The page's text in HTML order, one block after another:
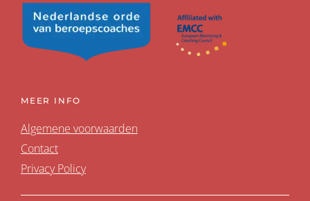
MEER INFO
Algemene voorwaarden
Contact
Privacy Policy